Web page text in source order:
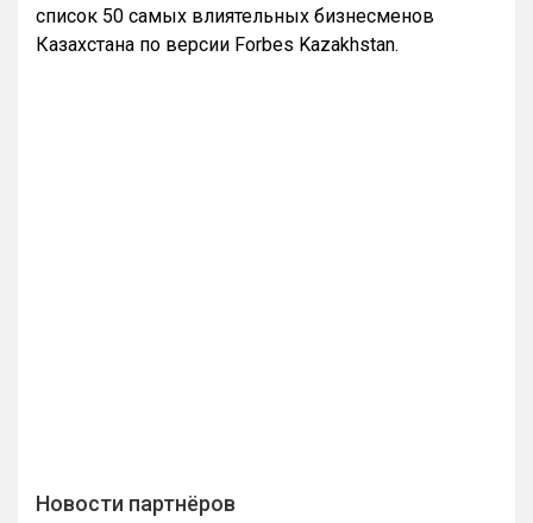
список 50 самых влиятельных бизнесменов
Казахстана по версии Forbes Kazakhstan.